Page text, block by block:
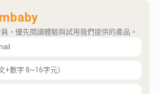
，優先閱讀體驗與試用我們提供的產品。